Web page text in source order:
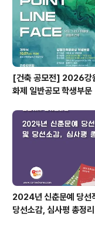
[건축 공모전] 2026강
화제 일반공모 학생부문
2024년 신춘문예 당선
당선소감, 심사평 총정리